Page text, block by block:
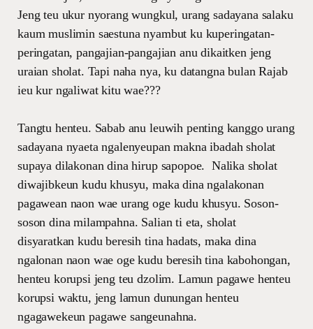
Jeng teu ukur nyorang wungkul, urang sadayana salaku
kaum muslimin saestuna nyambut ku kuperingatan-
peringatan, pangajian-pangajian anu dikaitken jeng
uraian sholat. Tapi naha nya, ku datangna bulan Rajab
ieu kur ngaliwat kitu wae???
Tangtu henteu. Sabab anu leuwih penting kanggo urang
sadayana nyaeta ngalenyeupan makna ibadah sholat
supaya dilakonan dina hirup sapopoe. Nalika sholat
diwajibkeun kudu khusyu, maka dina ngalakonan
pagawean naon wae urang oge kudu khusyu. Soson-
soson dina milampahna. Salian ti eta, sholat
disyaratkan kudu beresih tina hadats, maka dina
ngalonan naon wae oge kudu beresih tina kabohongan,
henteu korupsi jeng teu dzolim. Lamun pagawe henteu
korupsi waktu, jeng lamun dunungan henteu
ngagawekeun pagawe sangeunahna.